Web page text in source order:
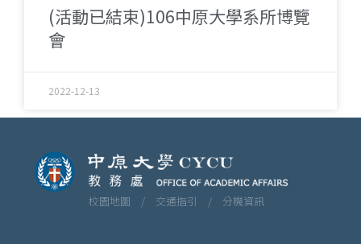
(活動已結束)106中原大學系所博覽
會
2022-12-13
校園地圖 / 交通指引 / 分機資訊